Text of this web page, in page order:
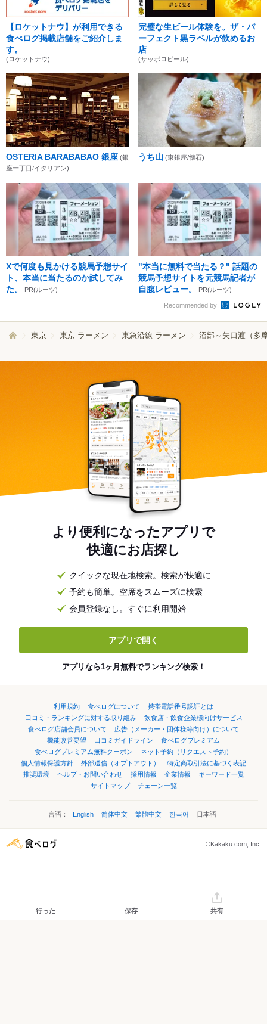
【ロケットナウ】が利用できる
食べログ掲載店舗をご紹介しま
す。
(ロケットナウ)
完璧な生ビール体験を。ザ・パ
ーフェクト黒ラベルが飲めるお
店
(サッポロビール)
OSTERIA BARABABAO 銀座 (銀
座一丁目/イタリアン)
うち山 (東銀座/懐石)
Xで何度も見かける競馬予想サイ
ト、本当に当たるのか試してみ
た。
PR(ルーツ)
"本当に無料で当たる？" 話題の
競馬予想サイトを元競馬記者が
自腹レビュー。
PR(ルーツ)
Recommended by
東京 東京 ラーメン 東急沿線 ラーメン 沼部～矢口渡（多
より便利になったアプリで
快適にお店探し
クイックな現在地検索。検索が快適に
予約も簡単。空席をスムーズに検索
会員登録なし。すぐに利用開始
アプリで開く
アプリなら1ヶ月無料でランキング検索！
利用規約 食べログについて
携帯電話番号認証とは
口コミ・ランキングに対する取り組み
飲食店・飲食企業様向けサービス
食べログ店舗会員について
広告（メーカー・団体様等向け）について
機能改善要望
口コミガイドライン
食べログプレミアム
食べログプレミアム無料クーポン
ネット予約（リクエスト予約）
個人情報保護方針
外部送信（オプトアウト）
特定商取引法に基づく表記
推奨環境
ヘルプ・お問い合わせ 採用情報 企業情報
キーワード一覧
サイトマップ
チェーン一覧
言語： English 简体中文 繁體中文 한국어 日本語
©Kakaku.com, Inc.
行った 保存 共有